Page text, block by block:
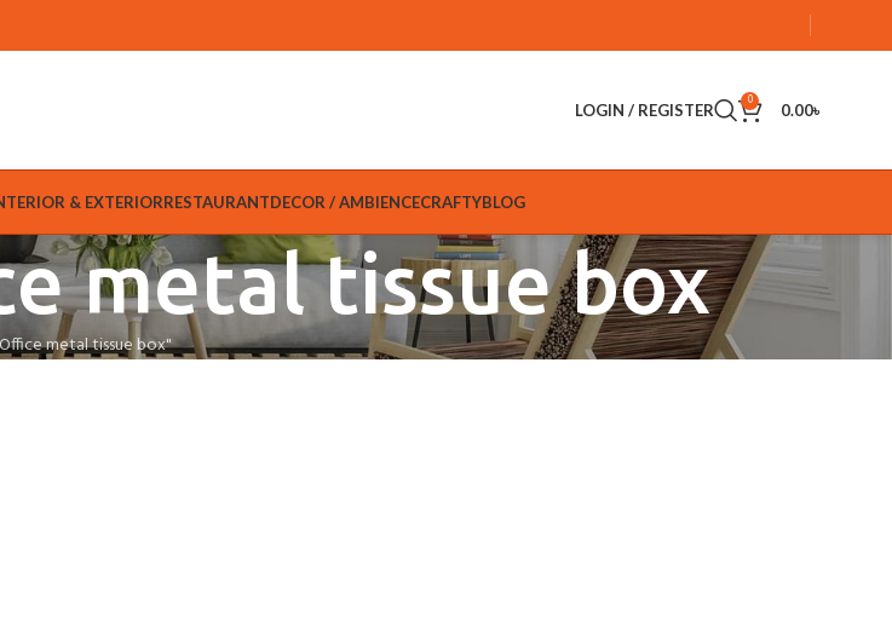
LOGIN / REGISTER 0 0.00৳
& EXTERIORRESTAURANTDECOR / AMBIENCECRAFTYBLOG
metal tissue box
metal tissue box"